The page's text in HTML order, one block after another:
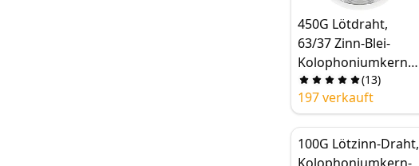
450G Lötdraht,
63/37 Zinn-Blei-
Kolophoniumkernfl
ussmittel, 0.5-
2.0mm
Durchmesser, PCB-
Schweißen,
Antioxidationsmittel
(13)
197 verkauft
100G Lötzinn-Draht,
Kolophoniumkern-